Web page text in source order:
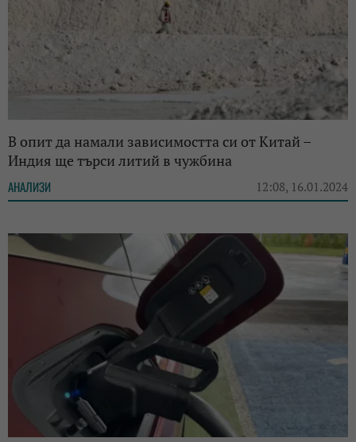
В опит да намали зависимостта си от Китай –
Индия ще търси литий в чужбина
АНАЛИЗИ 12:08, 16.01.2024